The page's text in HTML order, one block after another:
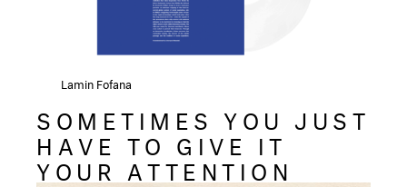
Lamin Fofana
SOMETIMES YOU JUST
HAVE TO GIVE IT
YOUR ATTENTION